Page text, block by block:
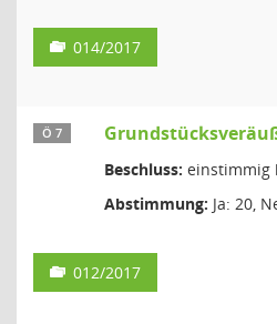
014/2017
Ö 7
Beschluss: einstimmig
Abstimmung: Ja: 20,
012/2017